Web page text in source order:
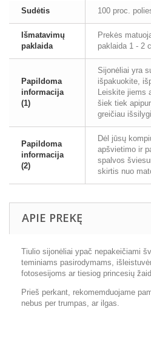
Sudėtis 100 proc.
Išmatavimų
paklaida
Prekės
paklaida 1 - 2
Papildoma
informacija
(1)
Sijonėliai yra
išpakuokite,
Leiskite jiems
šiek tiek
greičiau
Papildoma
informacija
(2)
Dėl jūsų
apšvietimo ir
spalvos
skirtis nuo
APIE PREKĘ
Tiulio sijonėliai ypač nepakeičiami
teminiams pasirodymams,
fotosesijoms ar tiesiog princesių
Prieš perkant, rekomemduojame
nebus per trumpas, ar ilgas.